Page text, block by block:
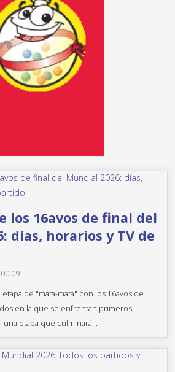
los 16avos de final del
días, horarios y TV de
de "mata-mata" con los 16avos de
en la que se enfrentan primeros,
etapa que culminará...